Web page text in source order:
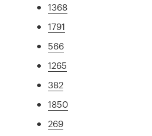
1368
1791
566
1265
382
1850
269